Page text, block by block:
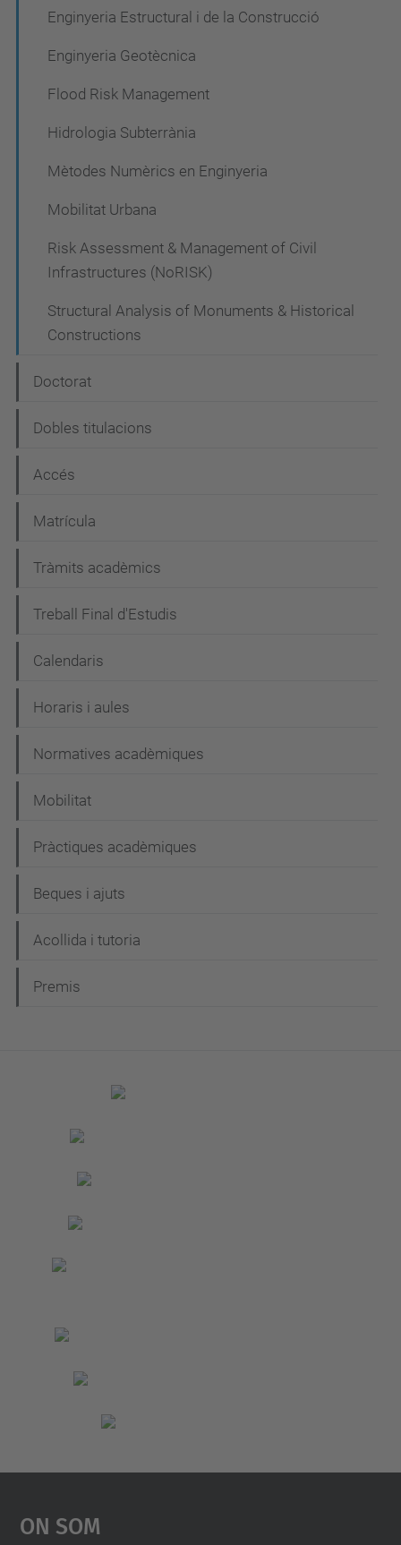
Enginyeria Estructural i de la Construcció
Enginyeria Geotècnica
Flood Risk Management
Hidrologia Subterrània
Mètodes Numèrics en Enginyeria
Mobilitat Urbana
Risk Assessment & Management of Civil
Infrastructures (NoRISK)
Structural Analysis of Monuments & Historical
Constructions
Doctorat
Dobles titulacions
Accés
Matrícula
Tràmits acadèmics
Treball Final d'Estudis
Calendaris
Horaris i aules
Normatives acadèmiques
Mobilitat
Pràctiques acadèmiques
Beques i ajuts
Acollida i tutoria
Premis
On Som